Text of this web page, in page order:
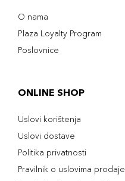
O nama
Plaza Loyalty Program
Poslovnice
ONLINE SHOP
Uslovi korištenja
Uslovi dostave
Politika privatnosti
Pravilnik o uslovima prodaje